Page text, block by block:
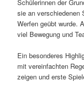
Schülerinnen der
sie an verschiedenen
Werfen geübt wurde.
viel Bewegung und
Ein besonderes
mit vereinfachten
zeigen und erste